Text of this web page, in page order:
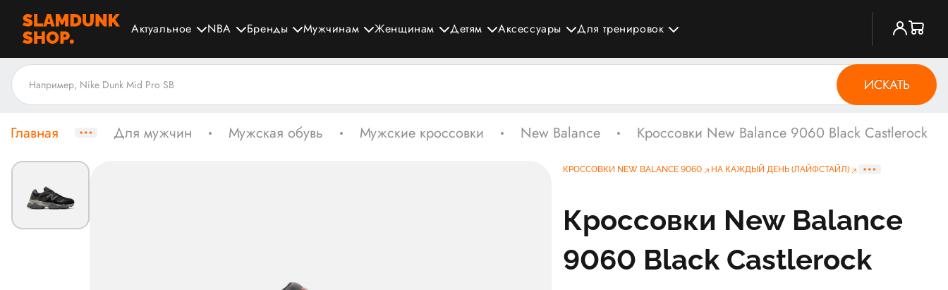
Актуальное NBA Бренды Мужчинам Женщинам Детям Аксессуары Для тренировок
ИСКАТЬ
Главная Для мужчин Мужская обувь Мужские кроссовки New Balance Кроссовки New Balance 9060 Black Castlerock
КРОССОВКИ NEW BALANCE 9060 НА КАЖДЫЙ ДЕНЬ (ЛАЙФСТАЙЛ)
Кроссовки New Balance
9060 Black Castlerock